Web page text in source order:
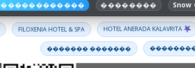
������������ �������� Snow
FILOXENIA HOTEL & SPA HOTEL ANERADA KALAVRITA
������� �������